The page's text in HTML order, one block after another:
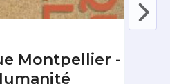
Montpellier -